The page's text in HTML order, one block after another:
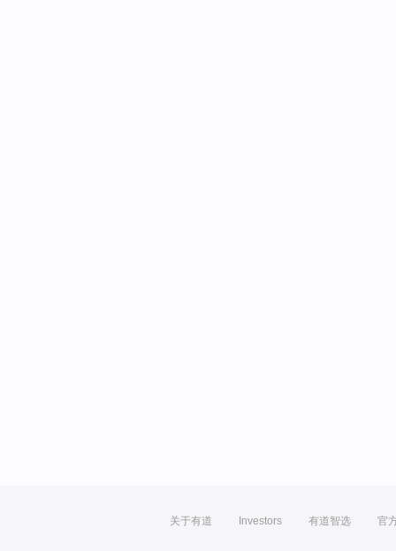
关于有道 Investors 有道智选 官